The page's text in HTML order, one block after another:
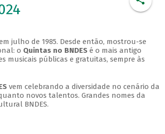
julho de 1985. Desde então, mostrou-se
o Quintas no BNDESé o mais antigo
musicais públicas e gratuitas, sempre às
vem celebrando a diversidade no cenário da
novos talentos. Grandes nomes da
BNDES.